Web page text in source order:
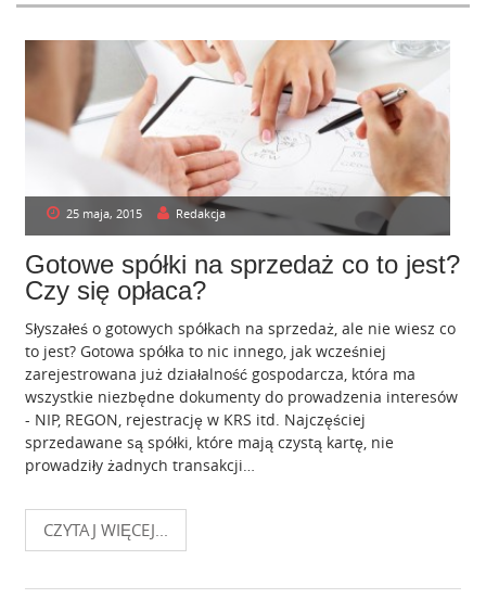
25 maja, 2015 Redakcja
Gotowe spółki na sprzedaż co to jest?
Czy się opłaca?
Słyszałeś o gotowych spółkach na sprzedaż, ale nie wiesz co
to jest? Gotowa spółka to nic innego, jak wcześniej
zarejestrowana już działalność gospodarcza, która ma
wszystkie niezbędne dokumenty do prowadzenia interesów
- NIP, REGON, rejestrację w KRS itd. Najczęściej
sprzedawane są spółki, które mają czystą kartę, nie
prowadziły żadnych transakcji…
CZYTAJ WIĘCEJ...